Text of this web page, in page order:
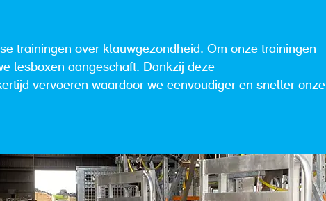
trainingen over klauwgezondheid. Om onze trainingen
lesboxen aangeschaft. Dankzij deze
vervoeren waardoor we eenvoudiger en sneller onze